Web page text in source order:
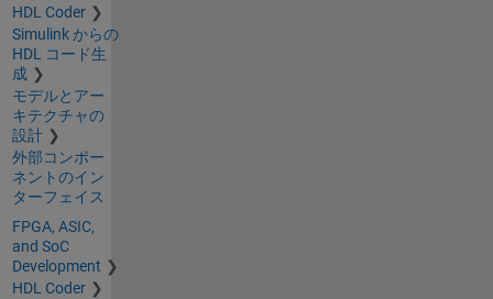
HDL Coder
Simulink からの
HDL コード生
成
モデルとアー
キテクチャの
設計
外部コンポー
ネントのイン
ターフェイス
FPGA, ASIC,
and SoC
Development
HDL Coder